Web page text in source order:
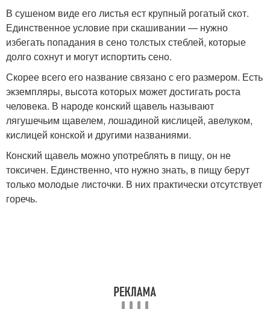
В сушеном виде его листья ест крупный рогатый скот.
Единственное условие при скашивании — нужно
избегать попадания в сено толстых стеблей, которые
долго сохнут и могут испортить сено.
Скорее всего его название связано с его размером. Есть
экземпляры, высота которых может достигать роста
человека. В народе конский щавель называют
лягушечьим щавелем, лошадиной кислицей, авелуком,
кислицей конской и другими названиями.
Конский щавель можно употреблять в пищу, он не
токсичен. Единственно, что нужно знать, в пищу берут
только молодые листочки. В них практически отсутствует
горечь.